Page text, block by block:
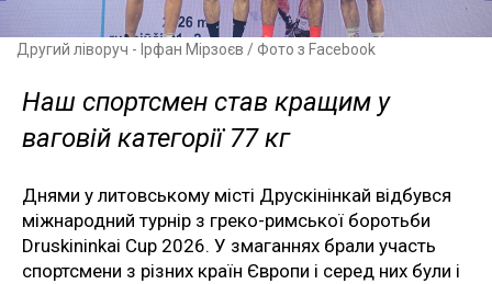
Другий ліворуч - Ірфан Мірзоєв / Фото з Facebook
Наш спортсмен став кращим у
ваговій категорії 77 кг
Днями у литовському місті Друскінінкай відбувся
міжнародний турнір з греко-римської боротьби
Druskininkai Cup 2026. У змаганнях брали участь
спортсмени з різних країн Європи і серед них були і